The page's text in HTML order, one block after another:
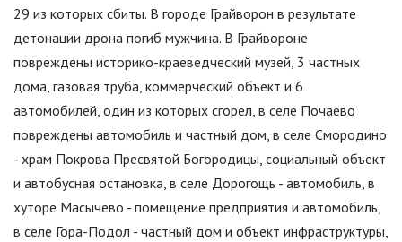
29 из которых сбиты. В городе Грайворон в результате
детонации дрона погиб мужчина. В Грайвороне
повреждены историко-краеведческий музей, 3 частных
дома, газовая труба, коммерческий объект и 6
автомобилей, один из которых сгорел, в селе Почаево
повреждены автомобиль и частный дом, в селе Смородино
- храм Покрова Пресвятой Богородицы, социальный объект
и автобусная остановка, в селе Дорогощь - автомобиль, в
хуторе Масычево - помещение предприятия и автомобиль,
в селе Гора-Подол - частный дом и объект инфраструктуры,